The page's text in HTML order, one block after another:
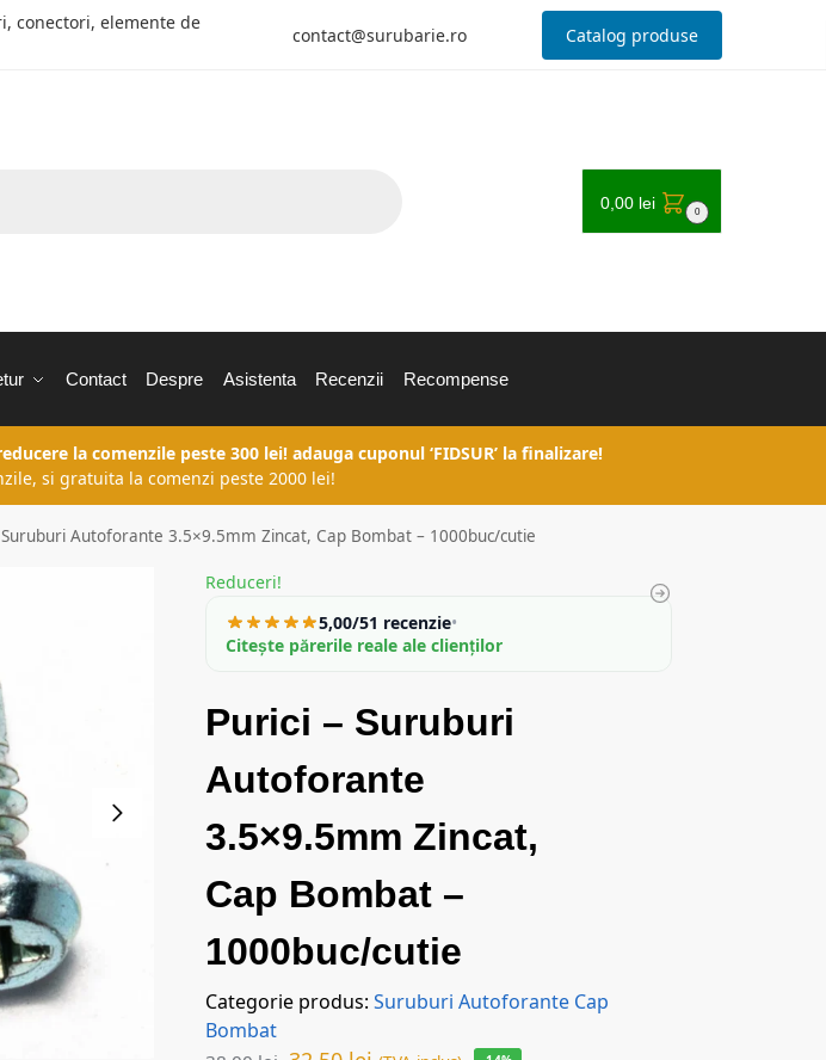
conectori, elemente de
contact@surubarie.ro Catalog produse
0,00 lei 0
Contact Despre Asistenta Recenzii Recompense
la comenzile peste 300 lei! adauga cuponul ‘FIDSUR’ la finalizare!
si gratuita la comenzi peste 2000 lei!
Suruburi Autoforante 3.5×9.5mm Zincat, Cap Bombat – 1000buc/cutie
Reduceri!
5,00/51 recenzie•
Citește părerile reale ale clienților
Purici – Suruburi
Autoforante
3.5×9.5mm Zincat,
Cap Bombat –
1000buc/cutie
Categorie produs:Suruburi Autoforante Cap
Bombat